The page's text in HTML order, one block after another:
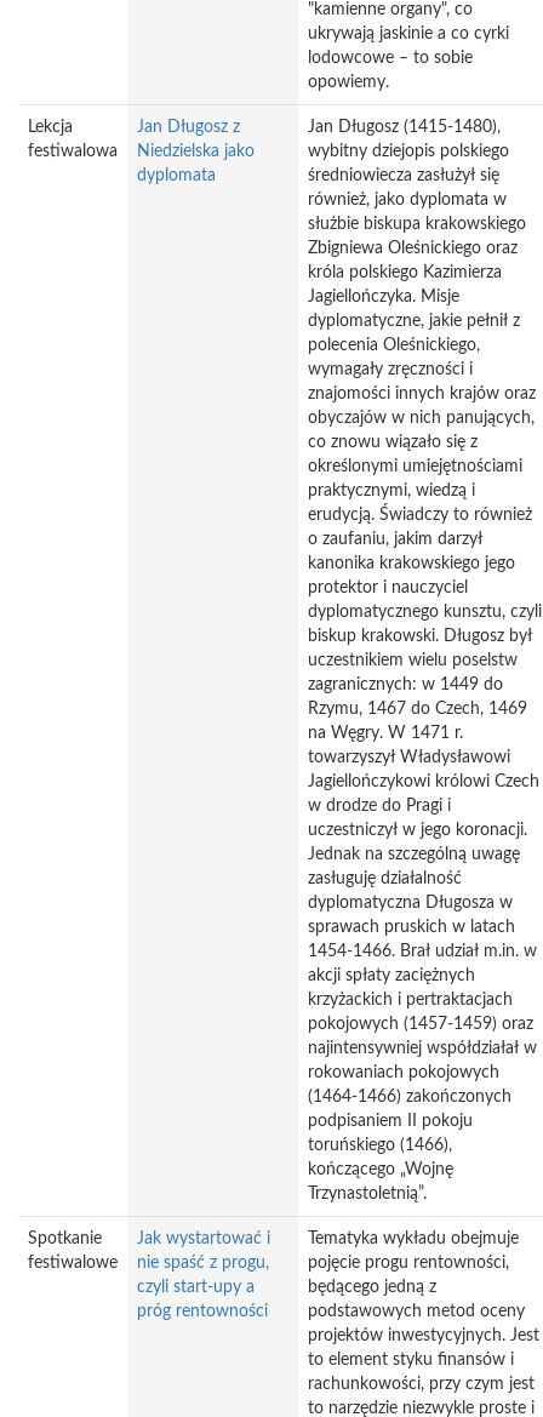
"kamienne organy", co
ukrywają jaskinie a co cyrki
lodowcowe – to sobie
opowiemy.
Lekcja
festiwalowa
Jan Długosz z
Niedzielska jako
dyplomata
Jan Długosz (1415-1480),
wybitny dziejopis polskiego
średniowiecza zasłużył się
również, jako dyplomata w
służbie biskupa krakowskiego
Zbigniewa Oleśnickiego oraz
króla polskiego Kazimierza
Jagiellończyka. Misje
dyplomatyczne, jakie pełnił z
polecenia Oleśnickiego,
wymagały zręczności i
znajomości innych krajów oraz
obyczajów w nich panujących,
co znowu wiązało się z
określonymi umiejętnościami
praktycznymi, wiedzą i
erudycją. Świadczy to również
o zaufaniu, jakim darzył
kanonika krakowskiego jego
protektor i nauczyciel
dyplomatycznego kunsztu, czyli
biskup krakowski. Długosz był
uczestnikiem wielu poselstw
zagranicznych: w 1449 do
Rzymu, 1467 do Czech, 1469
na Węgry. W 1471 r.
towarzyszył Władysławowi
Jagiellończykowi królowi Czech
w drodze do Pragi i
uczestniczył w jego koronacji.
Jednak na szczególną uwagę
zasługuję działalność
dyplomatyczna Długosza w
sprawach pruskich w latach
1454-1466. Brał udział m.in. w
akcji spłaty zaciężnych
krzyżackich i pertraktacjach
pokojowych (1457-1459) oraz
najintensywniej współdziałał w
rokowaniach pokojowych
(1464-1466) zakończonych
podpisaniem II pokoju
toruńskiego (1466),
kończącego „Wojnę
Trzynastoletnią”.
Spotkanie
festiwalowe
Jak wystartować i
nie spaść z progu,
czyli start-upy a
próg rentowności
Tematyka wykładu obejmuje
pojęcie progu rentowności,
będącego jedną z
podstawowych metod oceny
projektów inwestycyjnych. Jest
to element styku finansów i
rachunkowości, przy czym jest
to narzędzie niezwykle proste i